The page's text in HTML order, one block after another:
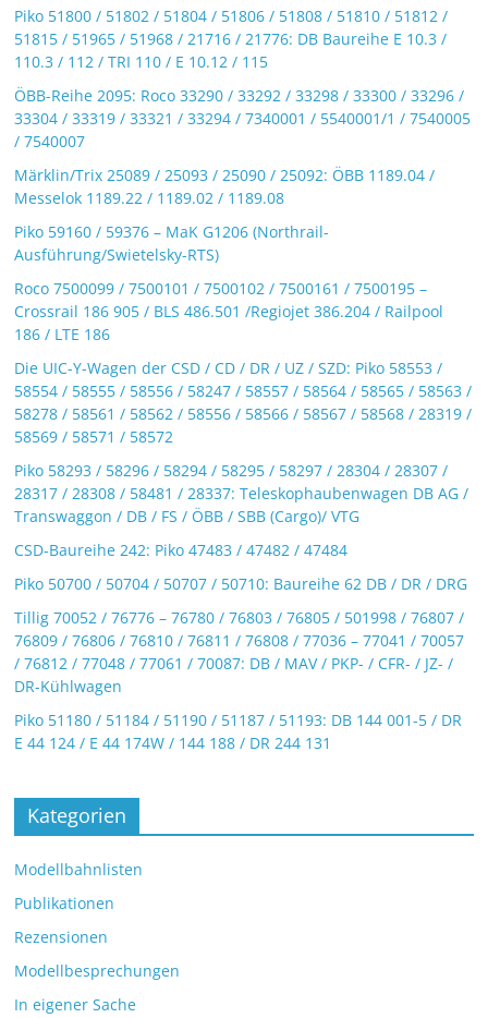
Piko 51800 / 51802 / 51804 / 51806 / 51808 / 51810 / 51812 /
51815 / 51965 / 51968 / 21716 / 21776: DB Baureihe E 10.3 /
110.3 / 112 / TRI 110 / E 10.12 / 115
ÖBB-Reihe 2095: Roco 33290 / 33292 / 33298 / 33300 / 33296 /
33304 / 33319 / 33321 / 33294 / 7340001 / 5540001/1 / 7540005
/ 7540007
Märklin/Trix 25089 / 25093 / 25090 / 25092: ÖBB 1189.04 /
Messelok 1189.22 / 1189.02 / 1189.08
Piko 59160 / 59376 – MaK G1206 (Northrail-
Ausführung/Swietelsky-RTS)
Roco 7500099 / 7500101 / 7500102 / 7500161 / 7500195 –
Crossrail 186 905 / BLS 486.501 /Regiojet 386.204 / Railpool
186 / LTE 186
Die UIC-Y-Wagen der CSD / CD / DR / UZ / SZD: Piko 58553 /
58554 / 58555 / 58556 / 58247 / 58557 / 58564 / 58565 / 58563 /
58278 / 58561 / 58562 / 58556 / 58566 / 58567 / 58568 / 28319 /
58569 / 58571 / 58572
Piko 58293 / 58296 / 58294 / 58295 / 58297 / 28304 / 28307 /
28317 / 28308 / 58481 / 28337: Teleskophaubenwagen DB AG /
Transwaggon / DB / FS / ÖBB / SBB (Cargo)/ VTG
CSD-Baureihe 242: Piko 47483 / 47482 / 47484
Piko 50700 / 50704 / 50707 / 50710: Baureihe 62 DB / DR / DRG
Tillig 70052 / 76776 – 76780 / 76803 / 76805 / 501998 / 76807 /
76809 / 76806 / 76810 / 76811 / 76808 / 77036 – 77041 / 70057
/ 76812 / 77048 / 77061 / 70087: DB / MAV / PKP- / CFR- / JZ- /
DR-Kühlwagen
Piko 51180 / 51184 / 51190 / 51187 / 51193: DB 144 001-5 / DR
E 44 124 / E 44 174W / 144 188 / DR 244 131
Kategorien
Modellbahnlisten
Publikationen
Rezensionen
Modellbesprechungen
In eigener Sache